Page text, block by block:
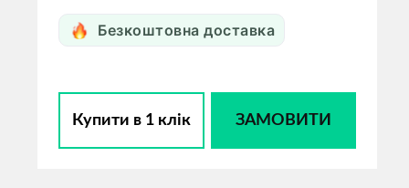
Безкоштовна доставка
Купити в 1 клік ЗАМОВИТИ